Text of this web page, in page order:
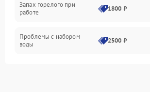
Запах горелого при
работе
1800 ₽
Проблемы с набором
воды
2500 ₽